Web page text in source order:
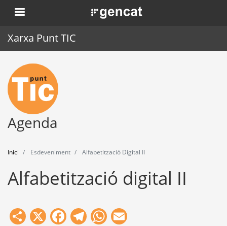
Vés
al
. Obre en una nova finestra.
Xarxa Punt TIC
Inici
Punt TIC
Actualitat
Eines
Agenda
Inici Esdeveniment Alfabetització Digital II
Alfabetització digital II
Share
X Facebook
Telegram
WhatsApp